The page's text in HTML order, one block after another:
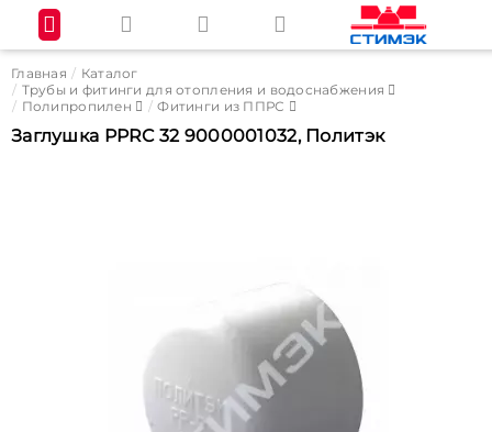
Главная
Каталог
Трубы и фитинги для отопления и водоснабжения
Полипропилен
Фитинги из ППРС
Заглушка PPRC 32 9000001032, Политэк